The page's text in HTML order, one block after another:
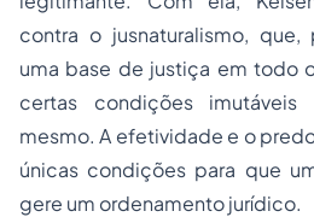
contra o jusnaturalismo,
uma base de justiça em todo
certas condições
mesmo. A efetividade e o
únicas condições para que
gere um ordenamento jurídico.